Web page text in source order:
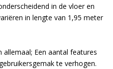
in de vloer en
in lengte van 1,95 meter
Een aantal features
te verhogen.